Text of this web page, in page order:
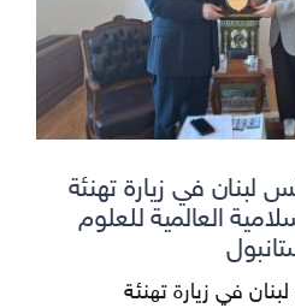
لبنان في زيارة تهنئة
العالمية للعلوم
في زيارة تهنئة